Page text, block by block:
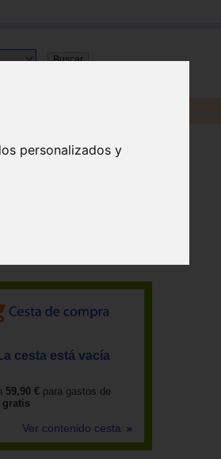
personalizados y
La cesta está vacía
59,90 € para gastos de
gratis
Ver contenido cesta